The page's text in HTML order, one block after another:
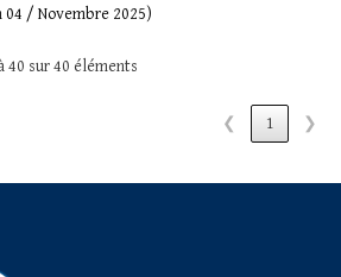
/ Novembre 2025)
40 sur 40 éléments
❮ 1 ❯